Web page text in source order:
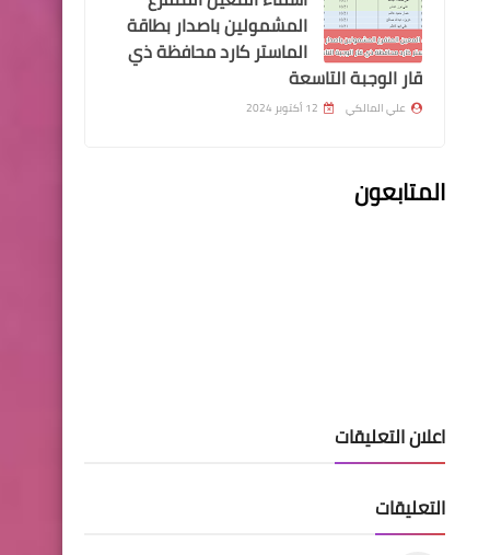
بلا وفيات
قطع الاراضي
رئيس الهيئة تطلب اضافة
المشمولين باصدار بطاقة
الماستر كارد محافظة ذي
قار الوجبة التاسعة
علي المالكي 12 أكتوبر 2024
المتابعون
اعلان التعليقات
التعليقات